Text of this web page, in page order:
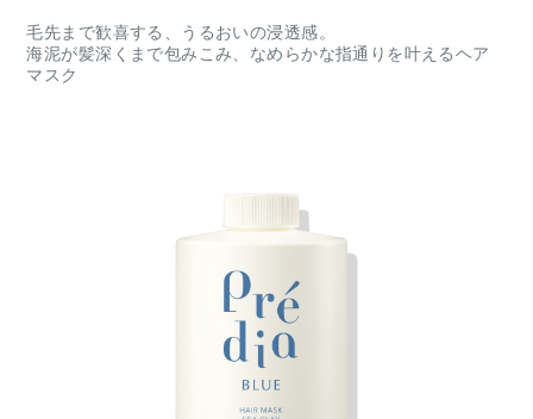
毛先まで歓喜する、うるおいの浸透感。
海泥が髪深くまで包みこみ、なめらかな指通りを叶えるヘア
マスク